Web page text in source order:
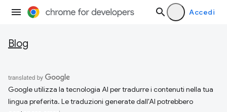
Accedi
Blog
Google utilizza la tecnologia AI per tradurre i contenuti nella tua
lingua preferita. Le traduzioni generate dall'AI potrebbero